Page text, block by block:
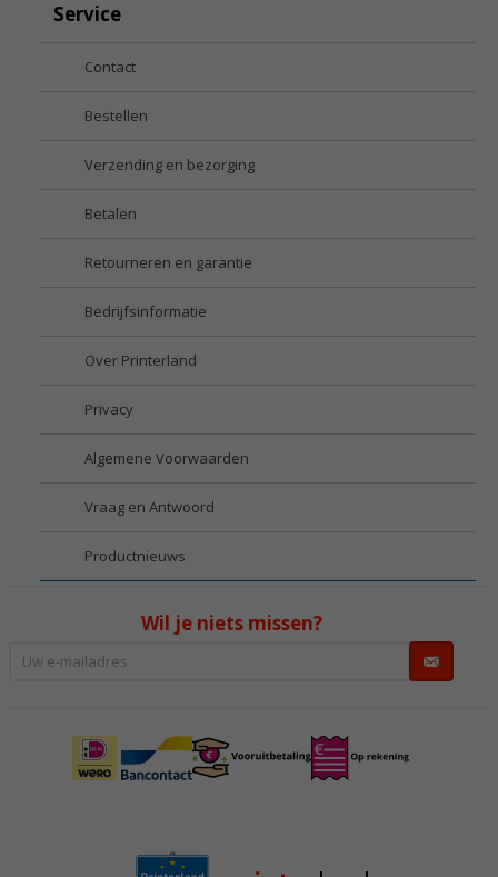
Service
Contact
Bestellen
Verzending en bezorging
Betalen
Retourneren en garantie
Bedrijfsinformatie
Over Printerland
Privacy
Algemene Voorwaarden
Vraag en Antwoord
Productnieuws
Wil je niets missen?